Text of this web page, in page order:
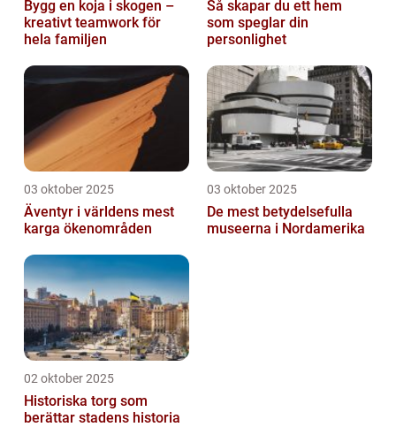
Bygg en koja i skogen –
kreativt teamwork för
hela familjen
Så skapar du ett hem
som speglar din
personlighet
03 oktober 2025
Äventyr i världens mest
karga ökenområden
03 oktober 2025
De mest betydelsefulla
museerna i Nordamerika
02 oktober 2025
Historiska torg som
berättar stadens historia